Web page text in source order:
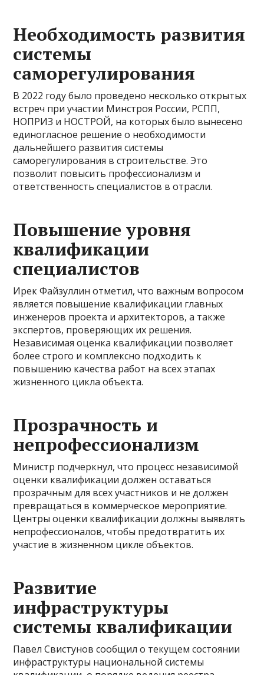
Необходимость развития
системы
саморегулирования
В 2022 году было проведено несколько открытых
встреч при участии Минстроя России, РСПП,
НОПРИЗ и НОСТРОЙ, на которых было вынесено
единогласное решение о необходимости
дальнейшего развития системы
саморегулирования в строительстве. Это
позволит повысить профессионализм и
ответственность специалистов в отрасли.
Повышение уровня
квалификации
специалистов
Ирек Файзуллин отметил, что важным вопросом
является повышение квалификации главных
инженеров проекта и архитекторов, а также
экспертов, проверяющих их решения.
Независимая оценка квалификации позволяет
более строго и комплексно подходить к
повышению качества работ на всех этапах
жизненного цикла объекта.
Прозрачность и
непрофессионализм
Министр подчеркнул, что процесс независимой
оценки квалификации должен оставаться
прозрачным для всех участников и не должен
превращаться в коммерческое мероприятие.
Центры оценки квалификации должны выявлять
непрофессионалов, чтобы предотвратить их
участие в жизненном цикле объектов.
Развитие
инфраструктуры
системы квалификации
Павел Свистунов сообщил о текущем состоянии
инфраструктуры национальной системы